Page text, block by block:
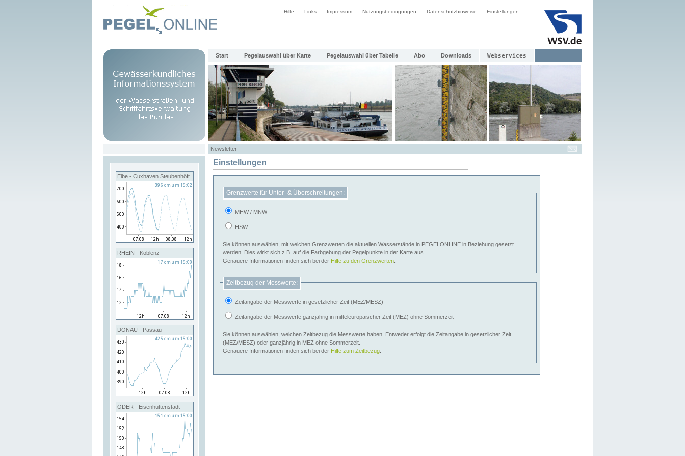
Hilfe Links Impressum Nutzungsbedingungen Datenschutzhinweise Einstellungen
Start Pegelauswahl über Karte Pegelauswahl über Tabelle Abo Downloads Webservices
Newsletter
Elbe - Cuxhaven Steubenhöft
RHEIN - Koblenz
DONAU - Passau
ODER - Eisenhüttenstadt
Einstellungen
Grenzwerte für Unter- & Überschreitungen:
MHW / MNW
HSW
Sie können auswählen, mit welchen Grenzwerten die aktuellen Wasserstände in PEGELONLINE in Beziehung gesetzt
werden. Dies wirkt sich z.B. auf die Farbgebung der Pegelpunkte in der Karte aus.
Genauere Informationen finden sich bei der Hilfe zu den Grenzwerten
Zeitbezug der Messwerte:
Zeitangabe der Messwerte in gesetzlicher Zeit (MEZ/MESZ)
Zeitangabe der Messwerte ganzjährig in mitteleuropäischer Zeit (MEZ) ohne Sommerzeit
Sie können auswählen, welchen Zeitbezug die Messwerte haben. Entweder erfolgt die Zeitangabe in gesetzlicher Zeit
(MEZ/MESZ) oder ganzjährig in MEZ ohne Sommerzeit.
Genauere Informationen finden sich bei der Hilfe zum Zeitbezug